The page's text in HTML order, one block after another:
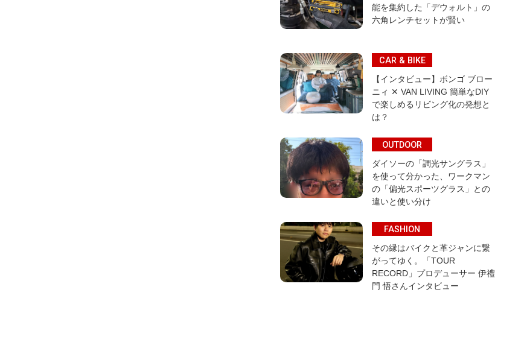
能を集約した「デウォルト」の
六角レンチセットが賢い
CAR & BIKE
【インタビュー】ボンゴ ブロー
ニィ ✕ VAN LIVING 簡単なDIY
で楽しめるリビング化の発想と
は？
OUTDOOR
ダイソーの「調光サングラス」
を使って分かった、ワークマン
の「偏光スポーツグラス」との
違いと使い分け
FASHION
その縁はバイクと革ジャンに繋
がってゆく。「TOUR
RECORD」プロデューサー 伊禮
門 悟さんインタビュー